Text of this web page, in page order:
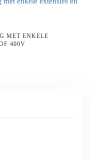
MET ENKELE
400V